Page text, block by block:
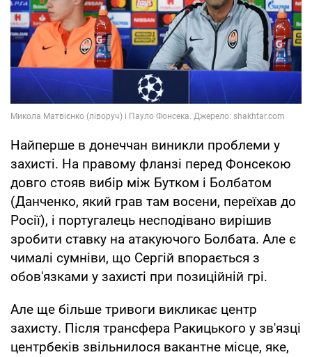
Найперше в донеччан виникли проблеми у
захисті. На правому фланзі перед Фонсекою
довго стояв вибір між Бутком і Болбатом
(Данченко, який грав там восени, переїхав до
Росії), і португалець несподівано вирішив
зробити ставку на атакуючого Болбата. Але є
чималі сумніви, що Сергій впорається з
обов'язками у захисті при позиційній грі.
Але ще більше тривоги викликає центр
захисту. Після трансфера Ракицького у зв'язці
центрбеків звільнилося вакантне місце, яке,